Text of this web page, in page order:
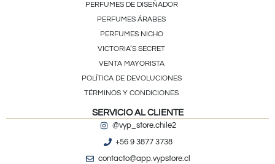
PERFUMES DE DISEÑADOR
PERFUMES ÁRABES
PERFUMES NICHO
VICTORIA’S SECRET
VENTA MAYORISTA
POLÍTICA DE DEVOLUCIONES
TÉRMINOS Y CONDICIONES
SERVICIO AL CLIENTE
@vyp_store.chile2
+56 9 3877 3738
contacto@app.vypstore.cl